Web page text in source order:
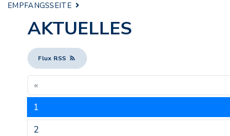
EMPFANGSSEITE
AKTUELLES
Flux RSS
«
1
2